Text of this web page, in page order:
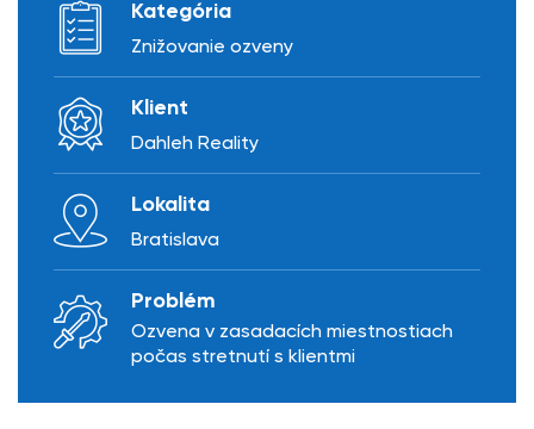
Kategória
Znižovanie ozveny
Klient
Dahleh Reality
Lokalita
Bratislava
Problém
Ozvena v zasadacích miestnostiach
počas stretnutí s klientmi